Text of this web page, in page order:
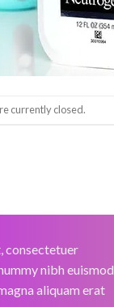
currently closed.
consectetuer
nibh euismod
aliquam erat